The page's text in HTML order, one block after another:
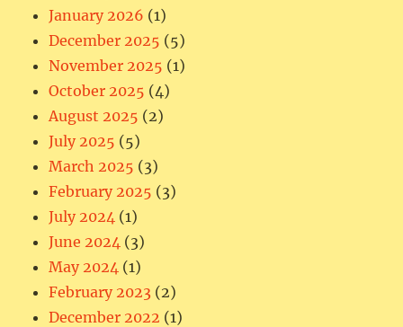
January 2026 (1)
December 2025 (5)
November 2025 (1)
October 2025 (4)
August 2025 (2)
July 2025 (5)
March 2025 (3)
February 2025 (3)
July 2024 (1)
June 2024 (3)
May 2024 (1)
February 2023 (2)
December 2022 (1)